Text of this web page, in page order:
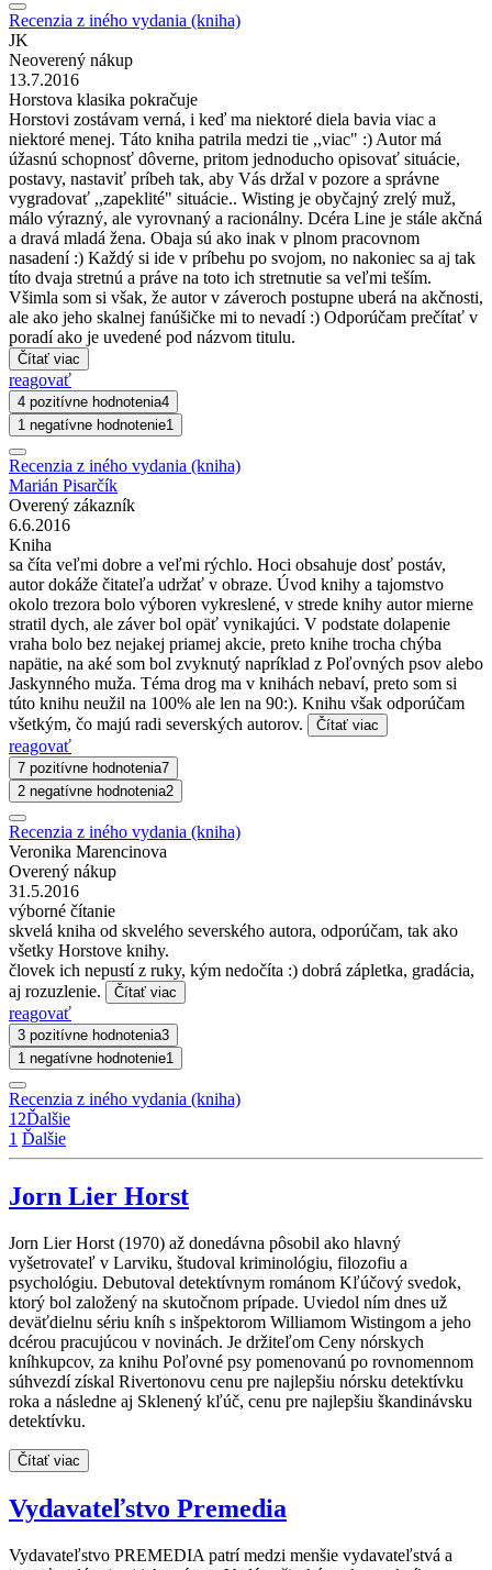
Recenzia z iného vydania (kniha)
JK
Neoverený nákup
13.7.2016
Horstova klasika pokračuje
Horstovi zostávam verná, i keď ma niektoré diela bavia viac a
niektoré menej. Táto kniha patrila medzi tie ,,viac" :) Autor má
úžasnú schopnosť dôverne, pritom jednoducho opisovať situácie,
postavy, nastaviť príbeh tak, aby Vás držal v pozore a správne
vygradovať ,,zapeklité" situácie.. Wisting je obyčajný zrelý muž,
málo výrazný, ale vyrovnaný a racionálny. Dcéra Line je stále akčná
a dravá mladá žena. Obaja sú ako inak v plnom pracovnom
nasadení :) Každý si ide v príbehu po svojom, no nakoniec sa aj tak
títo dvaja stretnú a práve na toto ich stretnutie sa veľmi teším.
Všimla som si však, že autor v záveroch postupne uberá na akčnosti,
ale ako jeho skalnej fanúšičke mi to nevadí :) Odporúčam prečítať v
poradí ako je uvedené pod názvom titulu.
Čítať viac
reagovať
4 pozitívne hodnotenia4
1 negatívne hodnotenie1
Recenzia z iného vydania (kniha)
Marián Pisarčík
Overený zákazník
6.6.2016
Kniha
sa číta veľmi dobre a veľmi rýchlo. Hoci obsahuje dosť postáv,
autor dokáže čitateľa udržať v obraze. Úvod knihy a tajomstvo
okolo trezora bolo výboren vykreslené, v strede knihy autor mierne
stratil dych, ale záver bol opäť vynikajúci. V podstate dolapenie
vraha bolo bez nejakej priamej akcie, preto knihe trocha chýba
napätie, na aké som bol zvyknutý napríklad z Poľovných psov alebo
Jaskynného muža. Téma drog ma v knihách nebaví, preto som si
túto knihu neužil na 100% ale len na 90:). Knihu však odporúčam
všetkým, čo majú radi severských autorov.
Čítať viac
reagovať
7 pozitívne hodnotenia7
2 negatívne hodnotenia2
Recenzia z iného vydania (kniha)
Veronika Marencinova
Overený nákup
31.5.2016
výborné čítanie
skvelá kniha od skvelého severského autora, odporúčam, tak ako
všetky Horstove knihy.
človek ich nepustí z ruky, kým nedočíta :) dobrá zápletka, gradácia,
aj rozuzlenie.
Čítať viac
reagovať
3 pozitívne hodnotenia3
1 negatívne hodnotenie1
Recenzia z iného vydania (kniha)
1 2Ďalšie
1 Ďalšie
Jorn Lier Horst
Jorn Lier Horst (1970) až donedávna pôsobil ako hlavný
vyšetrovateľ v Larviku, študoval kriminológiu, filozofiu a
psychológiu. Debutoval detektívnym románom Kľúčový svedok,
ktorý bol založený na skutočnom prípade. Uviedol ním dnes už
deväťdielnu sériu kníh s inšpektorom Williamom Wistingom a jeho
dcérou pracujúcou v novinách. Je držiteľom Ceny nórskych
kníhkupcov, za knihu Poľovné psy pomenovanú po rovnomennom
súhvezdí získal Rivertonovu cenu pre najlepšiu nórsku detektívku
roka a následne aj Sklenený kľúč, cenu pre najlepšiu škandinávsku
detektívku.
Čítať viac
Vydavateľstvo Premedia
Vydavateľstvo PREMEDIA patrí medzi menšie vydavateľstvá a